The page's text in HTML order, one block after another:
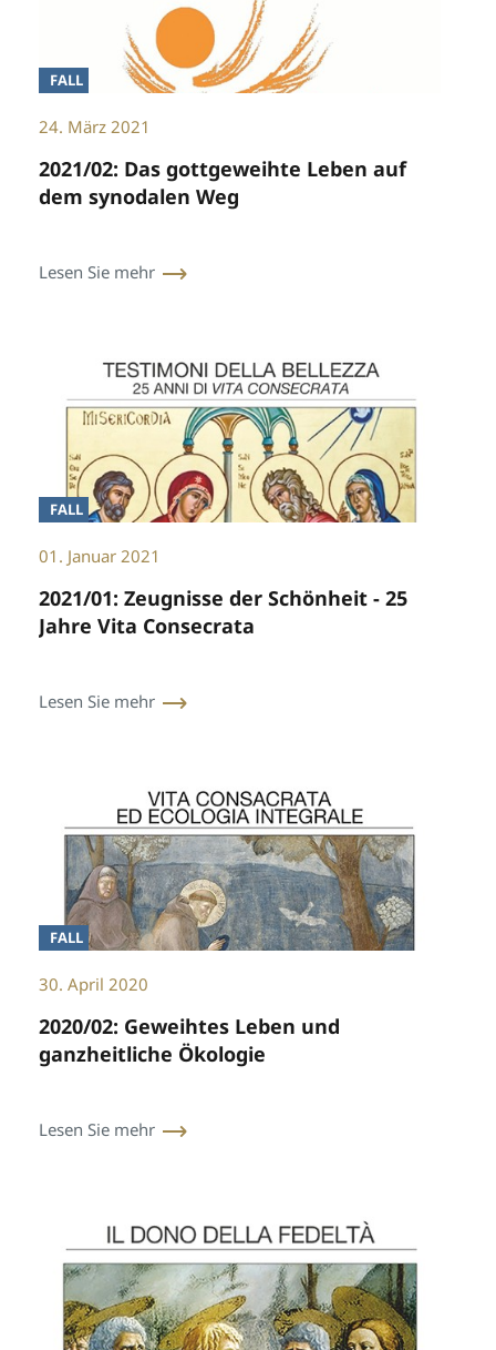
FALL
24. März 2021
2021/02: Das gottgeweihte Leben auf
dem synodalen Weg
Lesen Sie mehr
FALL
01. Januar 2021
2021/01: Zeugnisse der Schönheit - 25
Jahre Vita Consecrata
Lesen Sie mehr
FALL
30. April 2020
2020/02: Geweihtes Leben und
ganzheitliche Ökologie
Lesen Sie mehr